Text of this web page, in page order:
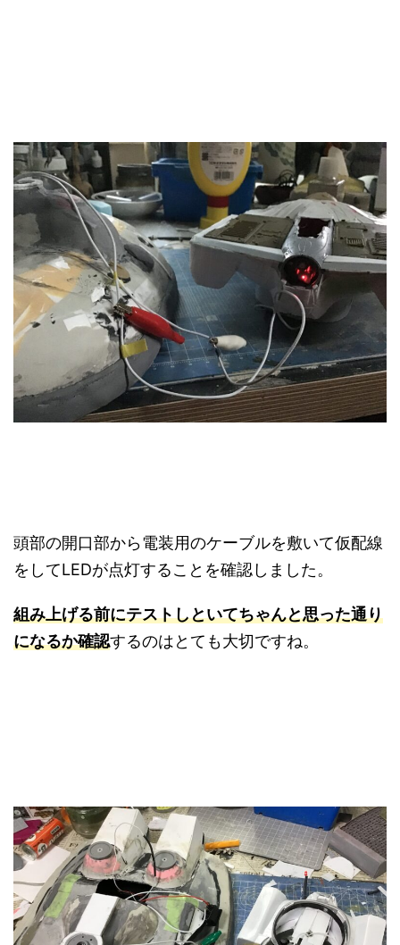
頭部の開口部から電装用のケーブルを敷いて仮配線
をしてLEDが点灯することを確認しました。
組み上げる前にテストしといてちゃんと思った通り
になるか確認するのはとても大切ですね。